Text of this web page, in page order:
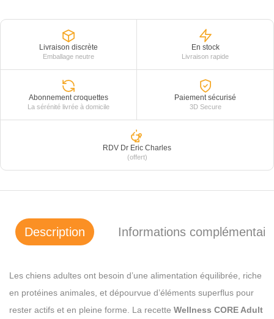
Livraison discrète
Emballage neutre
En stock
Livraison rapide
Abonnement croquettes
La sérénité livrée à domicile
Paiement sécurisé
3D Secure
RDV Dr Eric Charles
(offert)
Description Informations
Les chiens adultes ont besoin d’une alimentation équilibrée, riche
en protéines animales, et dépourvue d’éléments superflus pour
rester actifs et en pleine forme. La recette Wellness CORE Adult